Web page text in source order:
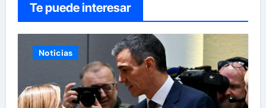
Te puede interesar
Noticias